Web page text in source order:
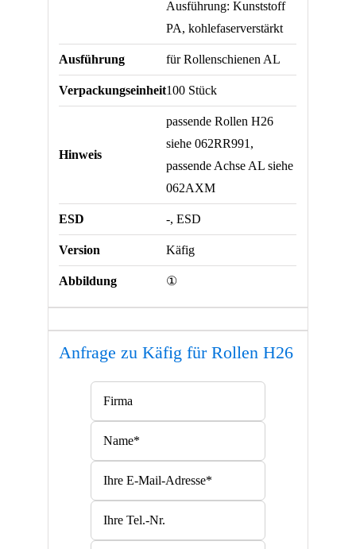
Ausführung: Kunststoff
PA, kohlefaserverstärkt
Ausführung für Rollenschienen AL
Verpackungseinheit100 Stück
Hinweis
passende Rollen H26
siehe 062RR991,
passende Achse AL siehe
062AXM
ESD -, ESD
Version Käfig
Abbildung ①
Anfrage zu Käfig für Rollen H26